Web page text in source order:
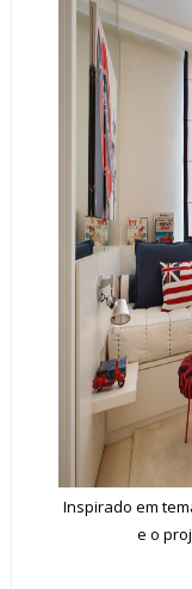
Inspirado em
e o